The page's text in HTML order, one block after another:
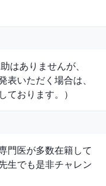
はありませんが、
いただく場合は、
おります。）
門医が多数在籍して
生でも是非チャレン